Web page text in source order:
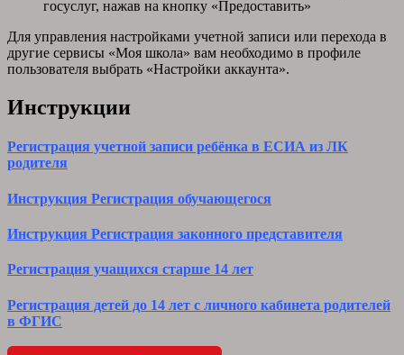
госуслуг, нажав на кнопку «Предоставить»
Для управления настройками учетной записи или перехода в
другие сервисы «Моя школа» вам необходимо в профиле
пользователя выбрать «Настройки аккаунта».
Инструкции
Регистрация учетной записи ребёнка в ЕСИА из ЛК
родителя
Инструкция Регистрация обучающегося
Инструкция Регистрация законного представителя
Регистрация учащихся старше 14 лет
Регистрация детей до 14 лет с личного кабинета родителей
в ФГИС